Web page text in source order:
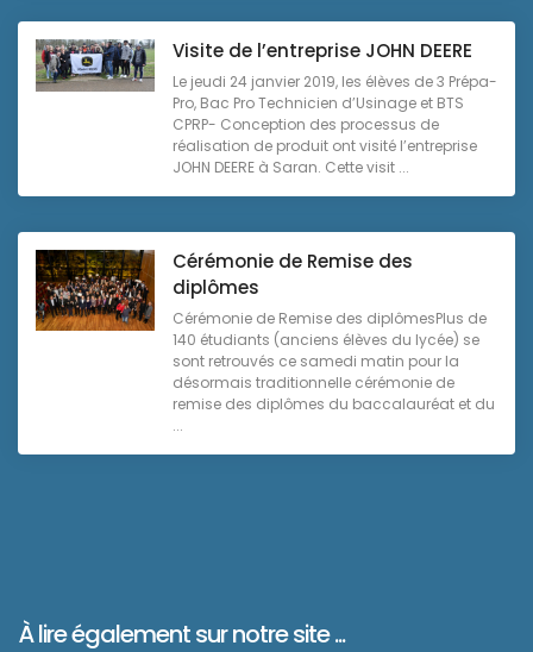
Visite de l’entreprise JOHN DEERE
Le jeudi 24 janvier 2019, les élèves de 3 Prépa-
Pro, Bac Pro Technicien d’Usinage et BTS
CPRP- Conception des processus de
réalisation de produit ont visité l’entreprise
JOHN DEERE à Saran. Cette visit ...
Cérémonie de Remise des
diplômes
Cérémonie de Remise des diplômesPlus de
140 étudiants (anciens élèves du lycée) se
sont retrouvés ce samedi matin pour la
désormais traditionnelle cérémonie de
remise des diplômes du baccalauréat et du
...
À lire également sur notre site ...